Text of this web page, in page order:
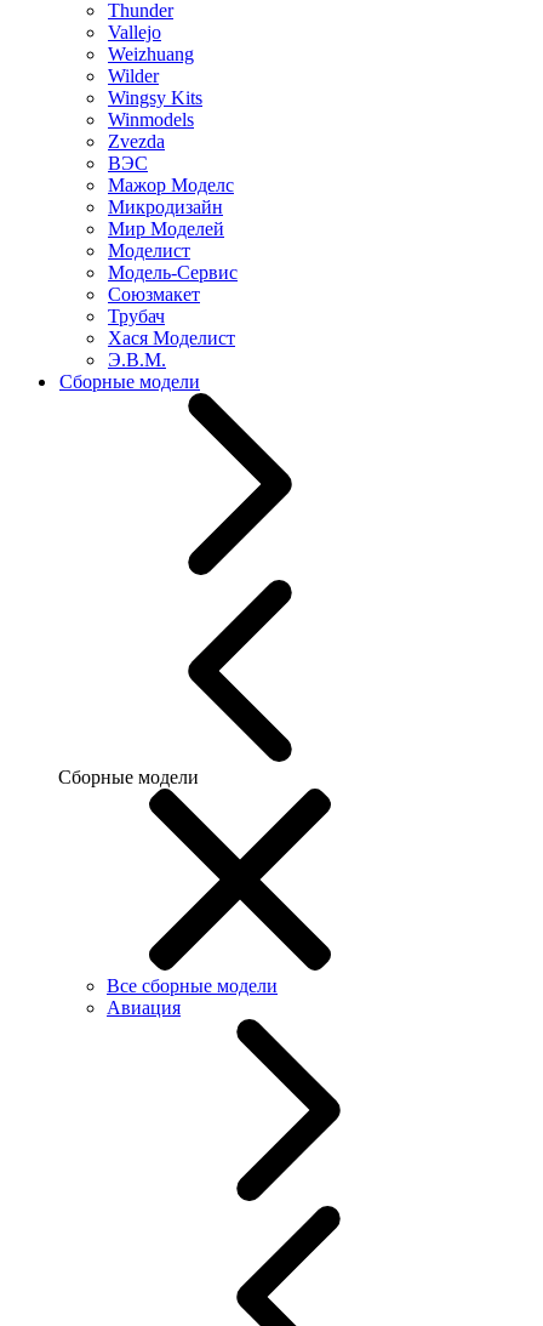
Thunder
Vallejo
Weizhuang
Wilder
Wingsy Kits
Winmodels
Zvezda
ВЭС
Мажор Моделс
Микродизайн
Мир Моделей
Моделист
Модель-Сервис
Союзмакет
Трубач
Хася Моделист
Э.В.М.
Сборные модели
Сборные модели
Все сборные модели
Авиация